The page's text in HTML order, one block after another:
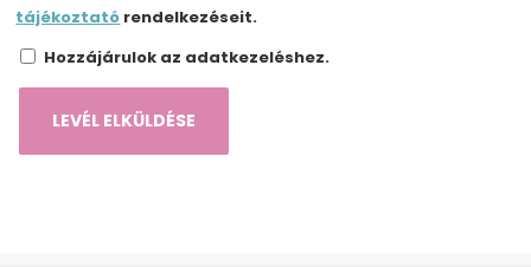
tájékoztató rendelkezéseit.
Hozzájárulok az adatkezeléshez.